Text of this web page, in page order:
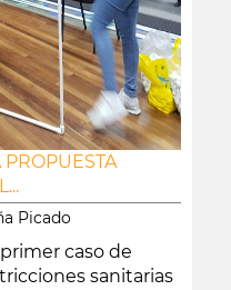
PROPUESTA
Picado
caso de
sanitarias